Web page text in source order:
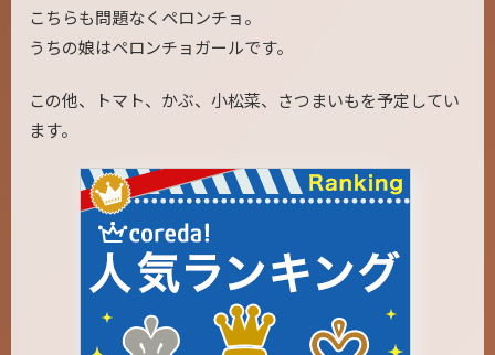
こちらも問題なくペロンチョ。
うちの娘はペロンチョガールです。
この他、トマト、かぶ、小松菜、さつまいもを予定してい
ます。